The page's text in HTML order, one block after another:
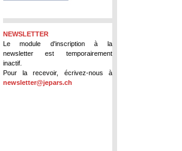
NEWSLETTER
Le module d'inscription à la
newsletter est temporairement
inactif.
Pour la recevoir, écrivez-nous à
newsletter@jepars.ch